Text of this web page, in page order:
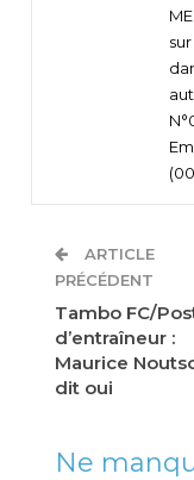
ARTICLE
PRÉCÉDENT
Tambo FC/
d’entraîneur :
Maurice
dit oui
Ne